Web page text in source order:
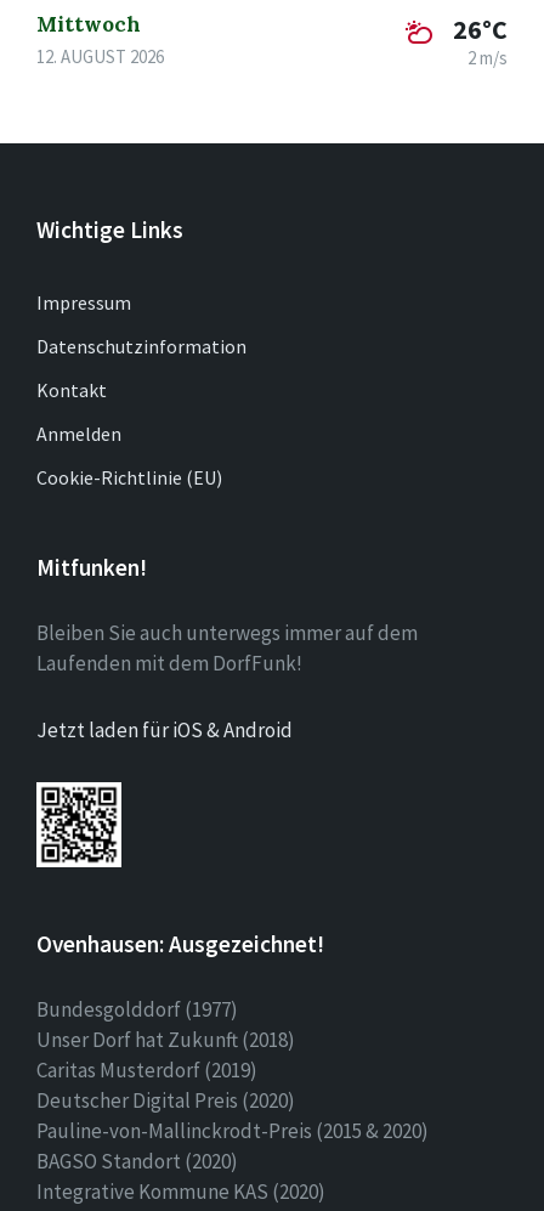
Mittwoch
12. AUGUST 2026
26°C
2 m/s
Wichtige Links
Impressum
Datenschutzinformation
Kontakt
Anmelden
Cookie-Richtlinie (EU)
Mitfunken!
Bleiben Sie auch unterwegs immer auf dem
Laufenden mit dem DorfFunk!
Jetzt laden für iOS & Android
Ovenhausen: Ausgezeichnet!
Bundesgolddorf (1977)
Unser Dorf hat Zukunft (2018)
Caritas Musterdorf (2019)
Deutscher Digital Preis (2020)
Pauline-von-Mallinckrodt-Preis (2015 & 2020)
BAGSO Standort (2020)
Integrative Kommune KAS (2020)